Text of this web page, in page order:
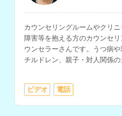
カウンセリングルームやクリ
障害等を抱える方のカウンセ
ウンセラーさんです。うつ病
チルドレン、親子・対人関係の
く、小中学校で10年以上の教
不登校や引きこもり、子育て
ます。
ビデオ 電話